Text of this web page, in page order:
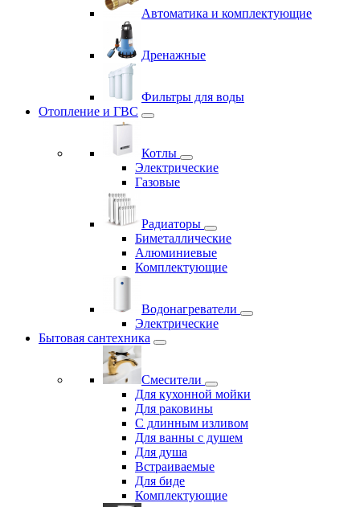
Автоматика и комплектующие
Дренажные
Фильтры для воды
Отопление и ГВС
Котлы
Электрические
Газовые
Радиаторы
Биметаллические
Алюминиевые
Комплектующие
Водонагреватели
Электрические
Бытовая сантехника
Смесители
Для кухонной мойки
Для раковины
С длинным изливом
Для ванны с душем
Для душа
Встраиваемые
Для биде
Комплектующие